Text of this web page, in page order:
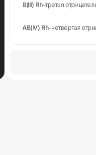
B(III) Rh-третья
AB(IV) Rh-четвёртая